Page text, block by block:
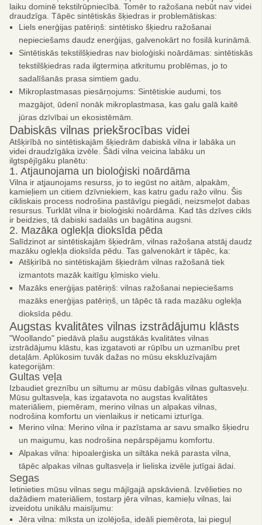
laiku dominē tekstilrūpniecībā. Tomēr to ražošana nebūt nav videi
draudzīga. Tāpēc sintētiskās šķiedras ir problemātiskas:
Liels enerģijas patēriņš: sintētisko šķiedru ražošanai
nepieciešams daudz enerģijas, galvenokārt no fosilā kurināmā.
Sintētiskās tekstilšķiedras nav bioloģiski noārdāmas: sintētiskās
tekstilšķiedras rada ilgtermiņa atkritumu problēmas, jo to
sadalīšanās prasa simtiem gadu.
Mikroplastmasas piesārņojums: Sintētiskie audumi, tos
mazgājot, ūdenī nonāk mikroplastmasa, kas galu galā kaitē
jūras dzīvībai un ekosistēmām.
Dabiskās vilnas priekšrocības videi
Atšķirībā no sintētiskajām šķiedrām dabiskā vilna ir labāka un
videi draudzīgāka izvēle. Šādi vilna veicina labāku un
ilgtspējīgāku planētu:
1. Atjaunojama un bioloģiski noārdāma
Vilna ir atjaunojams resurss, jo to iegūst no aitām, alpakām,
kamieļiem un citiem dzīvniekiem, kas katru gadu ražo vilnu. Šis
cikliskais process nodrošina pastāvīgu piegādi, neizsmeļot dabas
resursus. Turklāt vilna ir bioloģiski noārdāma. Kad tās dzīves cikls
ir beidzies, tā dabiski sadalās un bagātina augsni.
2. Mazāka oglekļa dioksīda pēda
Salīdzinot ar sintētiskajām šķiedrām, vilnas ražošana atstāj daudz
mazāku oglekļa dioksīda pēdu. Tas galvenokārt ir tāpēc, ka:
Atšķirībā no sintētiskajām šķiedrām vilnas ražošanā tiek
izmantots mazāk kaitīgu ķīmisko vielu.
Mazāks enerģijas patēriņš: vilnas ražošanai nepieciešams
mazāks enerģijas patēriņš, un tāpēc tā rada mazāku oglekļa
dioksīda pēdu.
Augstas kvalitātes vilnas izstrādājumu klāsts
"Woollando" piedāvā plašu augstākās kvalitātes vilnas
izstrādājumu klāstu, kas izgatavoti ar rūpību un uzmanību pret
detaļām. Aplūkosim tuvāk dažas no mūsu ekskluzīvajām
kategorijām:
Gultas veļa
Izbaudiet greznību un siltumu ar mūsu dabīgās vilnas gultasveļu.
Mūsu gultasveļa, kas izgatavota no augstas kvalitātes
materiāliem, piemēram, merino vilnas un alpakas vilnas,
nodrošina komfortu un vienlaikus ir neticami izturīga.
Merino vilna: Merino vilna ir pazīstama ar savu smalko šķiedru
un maigumu, kas nodrošina nepārspējamu komfortu.
Alpakas vilna: hipoalerģiska un siltāka nekā parasta vilna,
tāpēc alpakas vilnas gultasveļa ir lieliska izvēle jutīgai ādai.
Segas
Ietinieties mūsu vilnas segu mājīgajā apskāvienā. Izvēlieties no
dažādiem materiāliem, tostarp jēra vilnas, kamieļu vilnas, lai
izveidotu unikālu maisījumu:
Jēra vilna: mīksta un izolējoša, ideāli piemērota, lai pieguļ